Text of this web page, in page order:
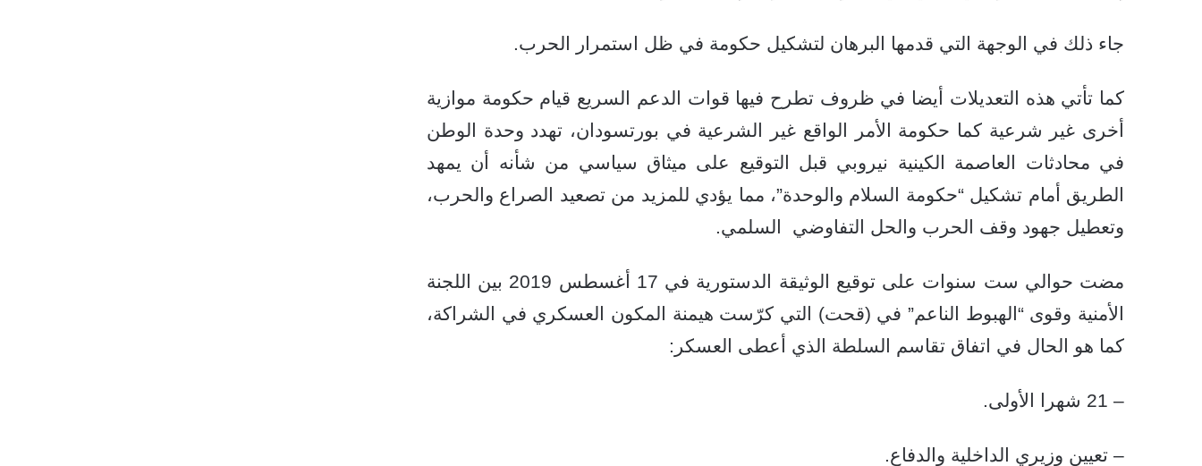
جاء ذلك في الوجهة التي قدمها البرهان لتشكيل حكومة في ظل استمرار الحرب.
كما تأتي هذه التعديلات أيضا في ظروف تطرح فيها قوات الدعم السريع قيام حكومة موازية
أخرى غير شرعية كما حكومة الأمر الواقع غير الشرعية في بورتسودان، تهدد وحدة الوطن
في محادثات العاصمة الكينية نيروبي قبل التوقيع على ميثاق سياسي من شأنه أن يمهد
الطريق أمام تشكيل “حكومة السلام والوحدة”، مما يؤدي للمزيد من تصعيد الصراع والحرب،
وتعطيل جهود وقف الحرب والحل التفاوضي السلمي.
مضت حوالي ست سنوات على توقيع الوثيقة الدستورية في 17 أغسطس 2019 بين اللجنة
الأمنية وقوى “الهبوط الناعم” في (قحت) التي كرّست هيمنة المكون العسكري في الشراكة،
كما هو الحال في اتفاق تقاسم السلطة الذي أعطى العسكر:
– 21 شهرا الأولى.
– تعيين وزيري الداخلية والدفاع.